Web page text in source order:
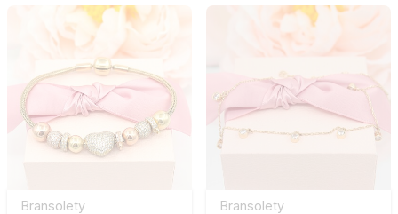
Bransolety
Bransolety